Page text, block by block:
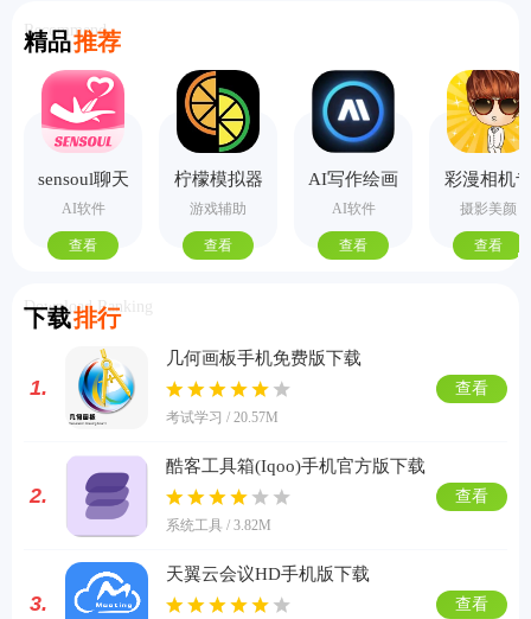
精品推荐
Recommend
sensoul聊天
AI软件
查看
柠檬模拟器
手机版
游戏辅助
查看
AI写作绘画
视频PPT助
手
AI软件
查看
彩漫相机
业版
摄影美颜
查看
下载排行
Download Ranking
1.
几何画板手机免费版下载
考试学习 / 20.57M
查看
2.
酷客工具箱(Iqoo)手机官方版下载
系统工具 / 3.82M
查看
3.
天翼云会议HD手机版下载
查看